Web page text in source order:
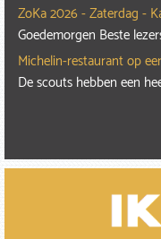
ZoKa 2026 - Zaterdag -
Goedemorgen Beste
Michelin-restaurant op
De scouts hebben een